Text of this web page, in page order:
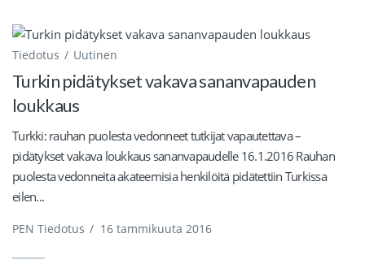
Tiedotus Uutinen
Turkin pidätykset vakava sananvapauden
loukkaus
Turkki: rauhan puolesta vedonneet tutkijat vapautettava –
pidätykset vakava loukkaus sananvapaudelle 16.1.2016 Rauhan
puolesta vedonneita akateemisia henkilöitä pidätettiin Turkissa
eilen...
PEN Tiedotus / 16 tammikuuta 2016